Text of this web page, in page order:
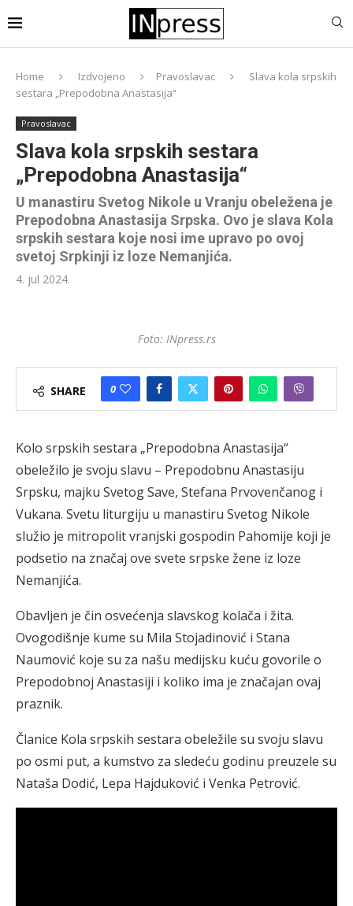
Home Izdvojeno Pravoslavac
Slava kola srpskih
sestara „Prepodobna Anastasija“
Pravoslavac
Slava kola srpskih sestara
„Prepodobna Anastasija“
U manastiru Svetog Nikole u Vranju obeležena je
Prepodobna Anastasija Srpska. Ovo je slava Kola
srpskih sestara koje nosi ime upravo po ovoj
svetoj Srpkinji iz loze Nemanjića.
4. jul 2024.
Foto: INpress.rs
SHARE 0
Kolo srpskih sestara „Prepodobna Anastasija“
obeležilo je svoju slavu – Prepodobnu Anastasiju
Srpsku, majku Svetog Save, Stefana Prvovenčanog i
Vukana. Svetu liturgiju u manastiru Svetog Nikole
služio je mitropolit vranjski gospodin Pahomije koji je
podsetio na značaj ove svete srpske žene iz loze
Nemanjića.
Obavljen je čin osvećenja slavskog kolača i žita.
Ovogodišnje kume su Mila Stojadinović i Stana
Naumović koje su za našu medijsku kuću govorile o
Prepodobnoj Anastasiji i koliko ima je značajan ovaj
praznik.
Članice Kola srpskih sestara obeležile su svoju slavu
po osmi put, a kumstvo za sledeću godinu preuzele su
Nataša Dodić, Lepa Hajduković i Venka Petrović.